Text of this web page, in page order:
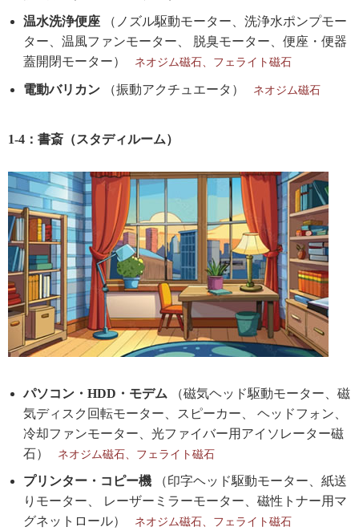
温水洗浄便座 （ノズル駆動モーター、洗浄水ポンプモー
ター、温風ファンモーター、 脱臭モーター、便座・便器
蓋開閉モーター）
ネオジム磁石、フェライト磁石
電動バリカン （振動アクチュエータ） ネオジム磁石
1-4：書斎（スタディルーム）
パソコン・HDD・モデム （磁気ヘッド駆動モーター、磁
気ディスク回転モーター、スピーカー、 ヘッドフォン、
冷却ファンモーター、光ファイバー用アイソレーター磁
石）
ネオジム磁石、フェライト磁石
プリンター・コピー機 （印字ヘッド駆動モーター、紙送
りモーター、 レーザーミラーモーター、磁性トナー用マ
グネットロール）
ネオジム磁石、フェライト磁石